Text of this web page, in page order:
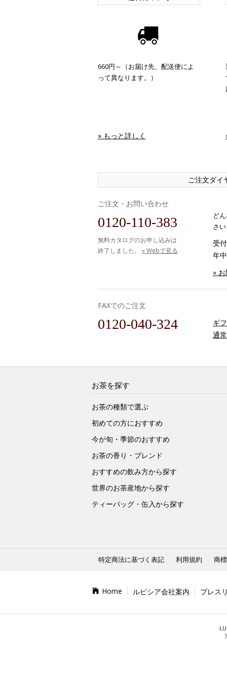
660円～（お届け先、配送便によ
って異なります。）
» もっと詳しく
ご注文ダイ
ご注文・お問い合わせ
0120-110-383
無料カタログのお申し込みは
終了しました。 » Webで見る
ど
さい
受
年
»
FAXでのご注文
0120-040-324 ギ
通
お茶を探す
お茶の種類で選ぶ
初めての方におすすめ
今が旬・季節のおすすめ
お茶の香り・ブレンド
おすすめの飲み方から探す
世界のお茶産地から探す
ティーバッグ・缶入から探す
特定商法に基づく表記 利用規約 商
Home ルピシア会社案内 プレス